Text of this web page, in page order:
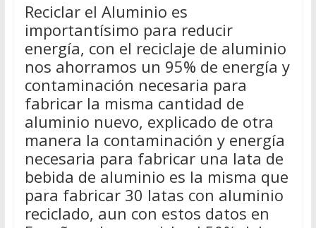
Reciclar el Aluminio es
importantísimo para reducir
energía, con el reciclaje de aluminio
nos ahorramos un 95% de energía y
contaminación necesaria para
fabricar la misma cantidad de
aluminio nuevo, explicado de otra
manera la contaminación y energía
necesaria para fabricar una lata de
bebida de aluminio es la misma que
para fabricar 30 latas con aluminio
reciclado, aun con estos datos en